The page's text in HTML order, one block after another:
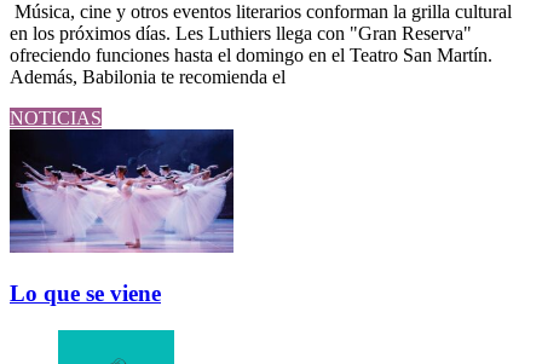
Música, cine y otros eventos literarios conforman la grilla cultural
en los próximos días. Les Luthiers llega con "Gran Reserva"
ofreciendo funciones hasta el domingo en el Teatro San Martín.
Además, Babilonia te recomienda el
NOTICIAS
Lo que se viene